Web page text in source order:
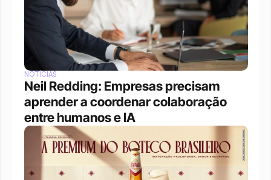
NOTÍCIAS
Neil Redding: Empresas precisam
aprender a coordenar colaboração
entre humanos e IA